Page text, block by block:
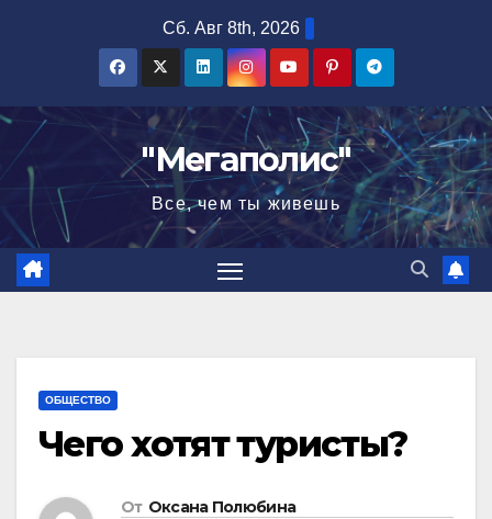
Сб. Авг 8th, 2026
"Мегаполис"
Все, чем ты живешь
ОБЩЕСТВО
Чего хотят туристы?
От Оксана Полюбина